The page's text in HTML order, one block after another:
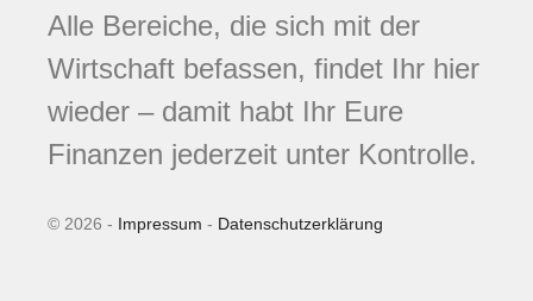
Alle Bereiche, die sich mit der
Wirtschaft befassen, findet Ihr hier
wieder – damit habt Ihr Eure
Finanzen jederzeit unter Kontrolle.
© 2026 - Impressum - Datenschutzerklärung